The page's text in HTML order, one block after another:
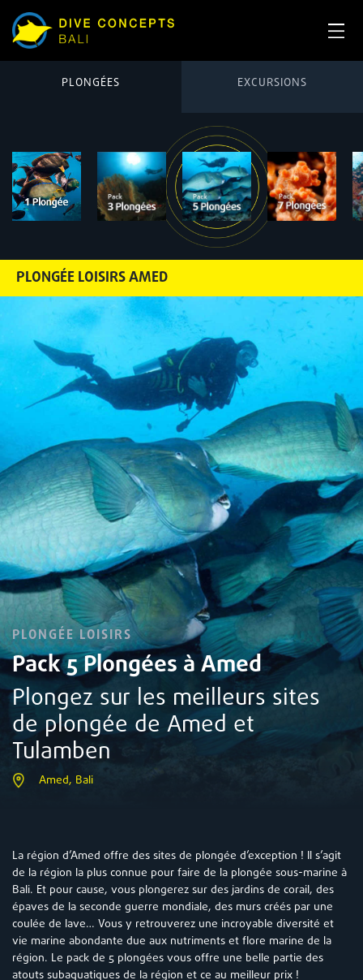
PLONGÉES EXCURSIONS
PLONGÉE LOISIRS AMED
PLONGÉE LOISIRS
Pack 5 Plongées à Amed
Plongez sur les meilleurs sites
de plongée de Amed et
Tulamben
Amed, Bali
La région d’Amed offre des sites de plongée d’exception ! Il s’agit
de la région la plus connue pour faire de la plongée sous-marine à
Bali. Et pour cause, vous plongerez sur des jardins de corail, des
épaves de la seconde guerre mondiale, des murs créés par une
coulée de lave… Vous y retrouverez une incroyable diversité et
vie marine abondante due aux nutriments et flore marine de la
région. Le pack de 5 plongées vous offre une belle partie des
atouts subaquatiques de la région et ce au meilleur prix !